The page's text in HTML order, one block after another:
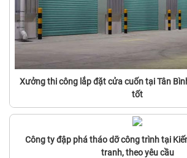
Xưởng thi công lắp đặt cửa cuốn tại Tân
tốt
Công ty đập phá tháo dỡ công trình tại
tranh, theo yêu cầu